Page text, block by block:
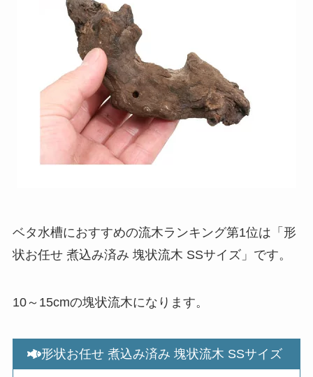
ベタ水槽におすすめの流木ランキング第1位は「形
状お任せ 煮込み済み 塊状流木 SSサイズ」です。
10～15cmの塊状流木になります。
形状お任せ 煮込み済み 塊状流木 SSサイズ